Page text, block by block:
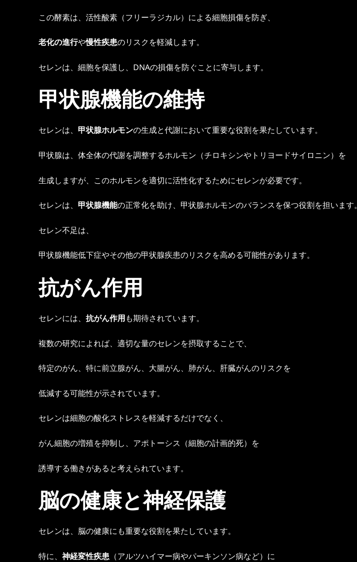
この酵素は、活性酸素（フリーラジカル）による細胞損傷を防ぎ、
老化の進行や慢性疾患のリスクを軽減します。
セレンは、細胞を保護し、DNAの損傷を防ぐことに寄与します。
甲状腺機能の維持
セレンは、 甲状腺ホルモンの生成と代謝において重要な役割を果たしています。
甲状腺は、体全体の代謝を調整するホルモン（チロキシンやトリヨードサイロニン）を
生成しますが、このホルモンを適切に活性化するためにセレンが必要です。
セレンは、 甲状腺機能の正常化を助け、甲状腺ホルモンのバランスを保つ役割を担います。
セレン不足は、
甲状腺機能低下症やその他の甲状腺疾患のリスクを高める可能性があります。
抗がん作用
セレンには、 抗がん作用も期待されています。
複数の研究によれば、適切な量のセレンを摂取することで、
特定のがん、特に前立腺がん、大腸がん、肺がん、肝臓がんのリスクを
低減する可能性が示されています。
セレンは細胞の酸化ストレスを軽減するだけでなく、
がん細胞の増殖を抑制し、アポトーシス（細胞の計画的死）を
誘導する働きがあると考えられています。
脳の健康と神経保護
セレンは、脳の健康にも重要な役割を果たしています。
特に、神経変性疾患 （アルツハイマー病やパーキンソン病など）に